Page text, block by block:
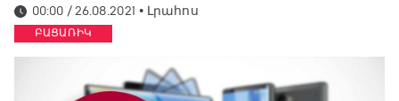
00:00 / 26.08.2021 • Լրահոս
ԲԱՑԱՌԻԿ